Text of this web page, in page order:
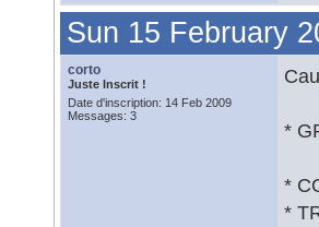
Sun 15 February
corto
Juste Inscrit !
Date d'inscription: 14 Feb 2009
Messages: 3
*
*
*